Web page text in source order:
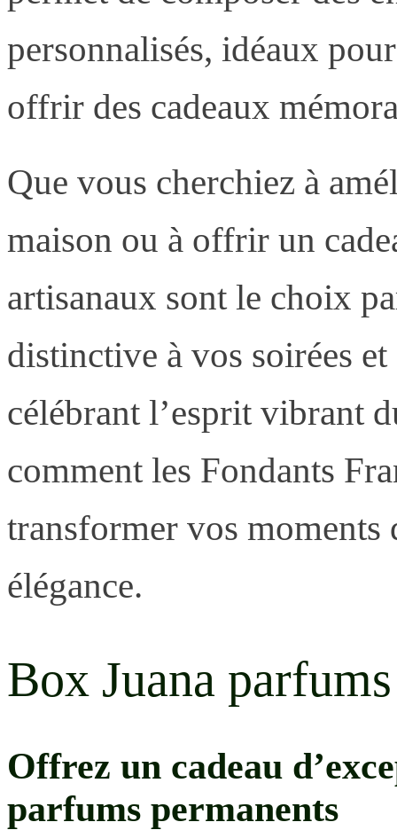
personnalisés, idéaux
offrir des cadeaux
Que vous cherchiez à
maison ou à offrir un
artisanaux sont le choix
distinctive à vos soirées
célébrant l’esprit vibrant
comment les Fondants
transformer vos moments
élégance.
Box Juana
Offrez un cadeau
parfums permanents